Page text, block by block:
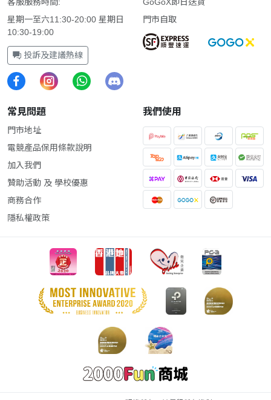
星期一至六11:30-20:00 星期日
10:30-19:00
投訴及建議熱線
門市自取
常見問題
門市地址
電競產品保用條款說明
加入我們
贊助活動 及 學校優惠
商務合作
隱私權政策
我們使用